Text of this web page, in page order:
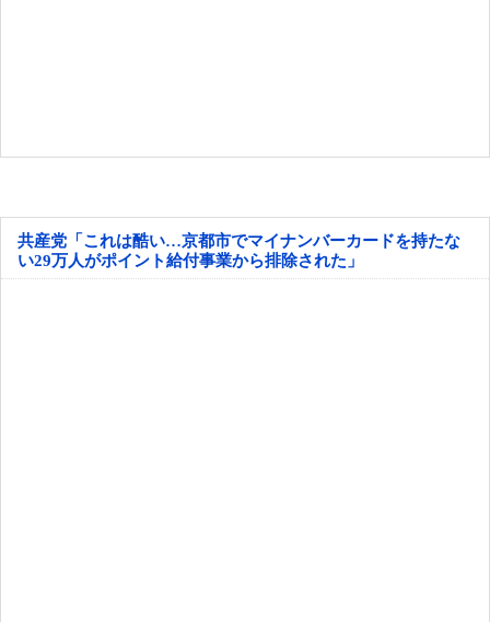
共産党「これは酷い…京都市でマイナンバーカードを持たな
い29万人がポイント給付事業から排除された」